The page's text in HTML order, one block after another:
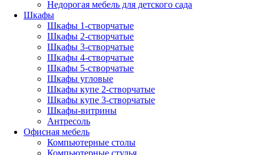
Недорогая мебель для детского сада
Шкафы
Шкафы 1-створчатые
Шкафы 2-створчатые
Шкафы 3-створчатые
Шкафы 4-створчатые
Шкафы 5-створчатые
Шкафы угловые
Шкафы купе 2-створчатые
Шкафы купе 3-створчатые
Шкафы-витрины
Антресоль
Офисная мебель
Компьютерные столы
Компьютерные стулья